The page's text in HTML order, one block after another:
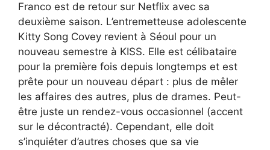
Franco est de retour sur Netflix avec sa
deuxième saison. L’entremetteuse adolescente
Kitty Song Covey revient à Séoul pour un
nouveau semestre à KISS. Elle est célibataire
pour la première fois depuis longtemps et est
prête pour un nouveau départ : plus de mêler
les affaires des autres, plus de drames. Peut-
être juste un rendez-vous occasionnel (accent
sur le décontracté). Cependant, elle doit
s’inquiéter d’autres choses que sa vie